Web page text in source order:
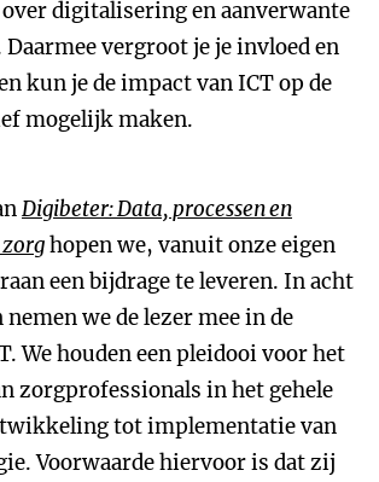
digitalisering en aanverwante
vergroot je je invloed en
kun je de impact van ICT op de
mogelijk maken.
Digibeter: Data, processen en
hopen we, vanuit onze eigen
een bijdrage te leveren. In acht
we de lezer mee in de
We houden een pleidooi voor het
zorgprofessionals in het gehele
tot implementatie van
Voorwaarde hiervoor is dat zij